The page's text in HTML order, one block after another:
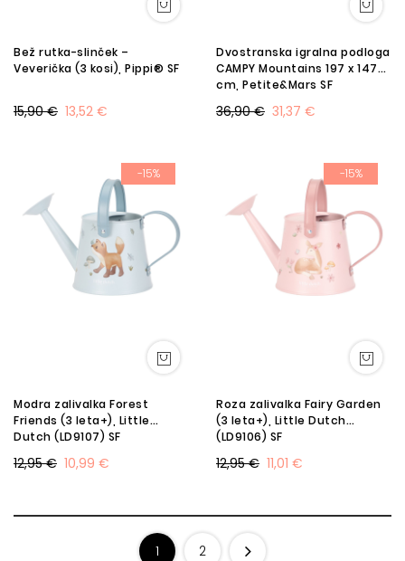
Bež rutka-slinček –
Veverička (3 kosi), Pippi® SF
13,52 €
15,90 €
Dvostranska igralna podloga
CAMPY Mountains 197 x 147
cm, Petite&Mars SF
31,37 €
36,90 €
-15%
Modra zalivalka Forest
Friends (3 leta+), Little
Dutch (LD9107) SF
10,99 €
12,95 €
-15%
Roza zalivalka Fairy Garden
(3 leta+), Little Dutch
(LD9106) SF
11,01 €
12,95 €
1 2